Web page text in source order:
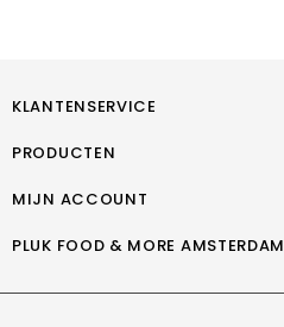
KLANTENSERVICE
PRODUCTEN
MIJN ACCOUNT
PLUK FOOD & MORE AMSTERDAM